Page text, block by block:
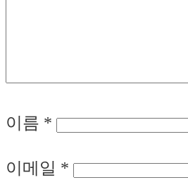
이름 *
이메일 *